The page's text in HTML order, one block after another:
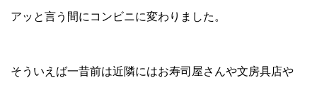
アッと言う間にコンビニに変わりました。
そういえば一昔前は近隣にはお寿司屋さんや文房具店や